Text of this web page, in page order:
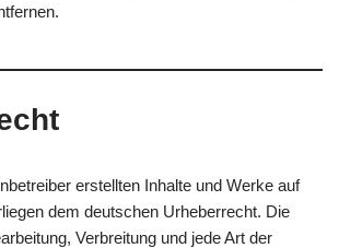
erstellten Inhalte und Werke auf
dem deutschen Urheberrecht. Die
Verbreitung und jede Art der